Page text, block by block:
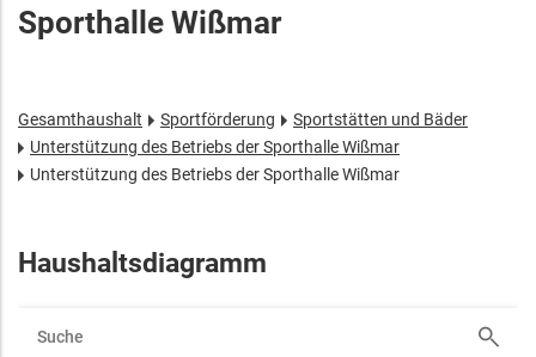
Sporthalle Wißmar
Gesamthaushalt Sportförderung
Sportstätten und Bäder
Unterstützung des Betriebs der Sporthalle Wißmar
Unterstützung des Betriebs der Sporthalle Wißmar
Haushaltsdiagramm